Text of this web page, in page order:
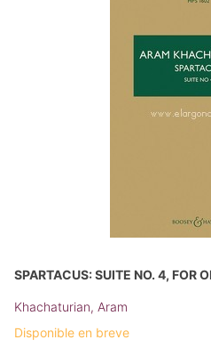
SPARTACUS: SUITE NO. 4, FOR
Khachaturian, Aram
Disponible en breve